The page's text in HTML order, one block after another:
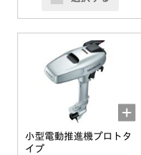
小型電動推進機プロトタ
イプ